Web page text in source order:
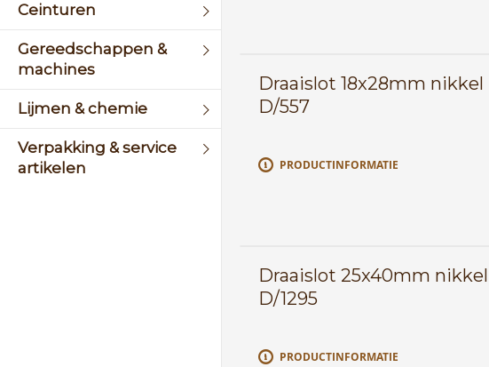
Ceinturen
Gereedschappen &
machines
Lijmen & chemie
Verpakking & service
artikelen
Draaislot 18x28mm nikkel
D/557
PRODUCTINFORMATIE
Draaislot 25x40mm nikkel
D/1295
PRODUCTINFORMATIE